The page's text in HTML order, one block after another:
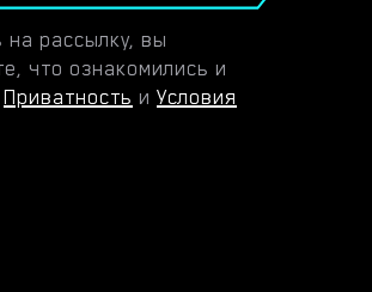
на рассылку, вы
что ознакомились и
Приватность и Условия